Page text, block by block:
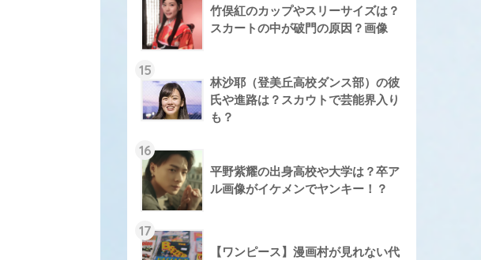
竹俣紅のカップやスリーサイズは？
スカートの中が破門の原因？画像
15
林沙耶（登美丘高校ダンス部）の彼
氏や進路は？スカウトで芸能界入り
も？
16
平野紫耀の出身高校や大学は？卒ア
ル画像がイケメンでヤンキー！？
17
【ワンピース】漫画村が見れない代